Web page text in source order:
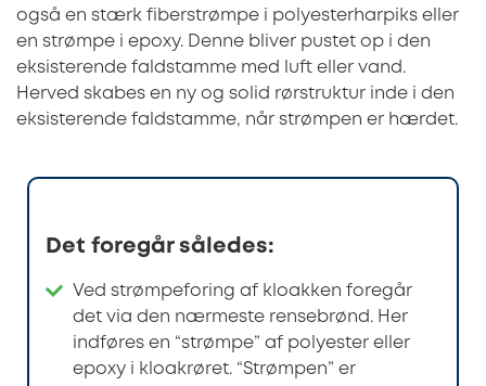
også en stærk fiberstrømpe i polyesterharpiks eller
en strømpe i epoxy. Denne bliver pustet op i den
eksisterende faldstamme med luft eller vand.
Herved skabes en ny og solid rørstruktur inde i den
eksisterende faldstamme, når strømpen er hærdet.
Det foregår således:
Ved strømpeforing af kloakken foregår
det via den nærmeste rensebrønd. Her
indføres en “strømpe” af polyester eller
epoxy i kloakrøret. “Strømpen” er